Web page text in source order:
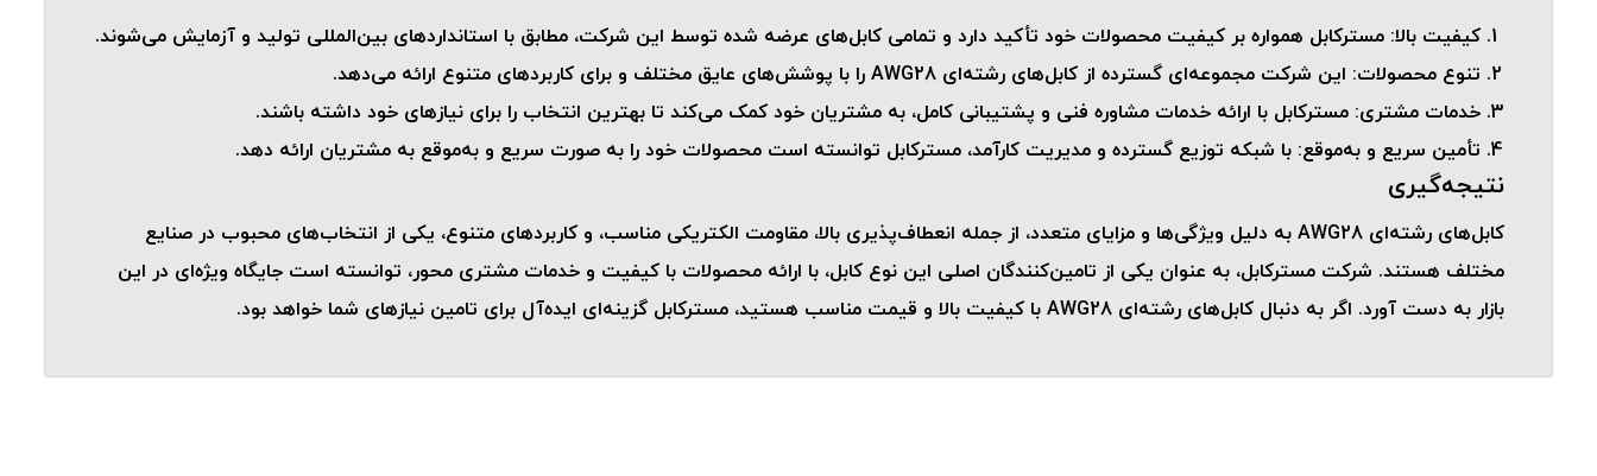
کیفیت بالا: مسترکابل همواره بر کیفیت محصولات خود تأکید دارد و تمامی کابل‌های عرضه شده توسط این شرکت، مطابق با استانداردهای بین‌المللی تولید و آزمایش می‌شوند.
تنوع محصولات: این شرکت مجموعه‌ای گسترده از کابل‌های رشته‌ای AWG28 را با پوشش‌های عایق مختلف و برای کاربردهای متنوع ارائه می‌دهد.
خدمات مشتری: مسترکابل با ارائه خدمات مشاوره فنی و پشتیبانی کامل، به مشتریان خود کمک می‌کند تا بهترین انتخاب را برای نیازهای خود داشته باشند.
تأمین سریع و به‌موقع: با شبکه توزیع گسترده و مدیریت کارآمد، مسترکابل توانسته است محصولات خود را به صورت سریع و به‌موقع به مشتریان ارائه دهد.
نتیجه‌گیری
کابل‌های رشته‌ای AWG28 به دلیل ویژگی‌ها و مزایای متعدد، از جمله انعطاف‌پذیری بالا، مقاومت الکتریکی مناسب، و کاربردهای متنوع، یکی از انتخاب‌های محبوب در صنایع
مختلف هستند. شرکت مسترکابل، به عنوان یکی از تامین‌کنندگان اصلی این نوع کابل، با ارائه محصولات با کیفیت و خدمات مشتری محور، توانسته است جایگاه ویژه‌ای در این
بازار به دست آورد. اگر به دنبال کابل‌های رشته‌ای AWG28 با کیفیت بالا و قیمت مناسب هستید، مسترکابل گزینه‌ای ایده‌آل برای تامین نیازهای شما خواهد بود.